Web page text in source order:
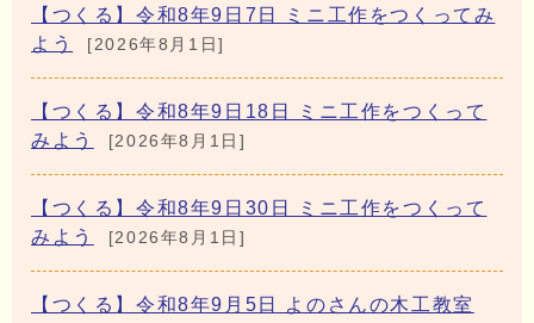
【つくる】令和8年9日7日 ミニ工作をつくってみ
よう
[2026年8月1日]
【つくる】令和8年9日18日 ミニ工作をつくって
みよう
[2026年8月1日]
【つくる】令和8年9日30日 ミニ工作をつくって
みよう
[2026年8月1日]
【つくる】令和8年9月5日 よのさんの木工教室